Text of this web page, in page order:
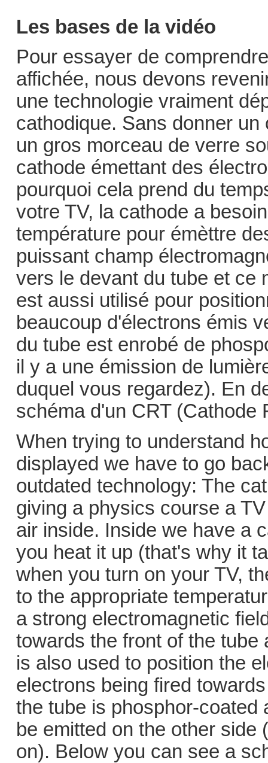
Les bases de la vidéo
Pour essayer de
affichée, nous devons
une technologie vraiment
cathodique. Sans donner
un gros morceau de verre
cathode émettant des
pourquoi cela prend du
votre TV, la cathode a
température pour émèttre
puissant champ
vers le devant du tube et ce
est aussi utilisé pour
beaucoup d'électrons émis
du tube est enrobé de
il y a une émission de
duquel vous regardez). En
schéma d'un CRT (Cathode
When trying to understand
displayed we have to go
outdated technology: The
giving a physics course a
air inside. Inside we have a
you heat it up (that's why it
when you turn on your TV,
to the appropriate
a strong electromagnetic
towards the front of the
is also used to position the
electrons being fired
the tube is phosphor-coated
be emitted on the other side
on). Below you can see a